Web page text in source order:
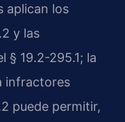
aplican los
y las
§ 19.2-295.1; la
infractores
puede permitir,